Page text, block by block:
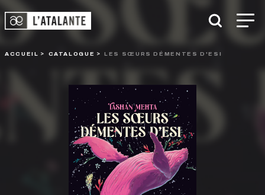
ACCUEIL CATALOGUE LES SŒURS DÉMENTES D'ESI